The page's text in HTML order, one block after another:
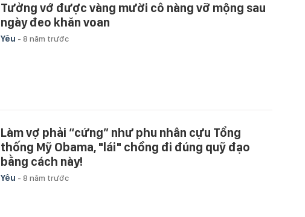
Tưởng vớ được vàng mười cô nàng vỡ mộng sau
ngày đeo khăn voan
Yêu - 8 năm trước
Làm vợ phải “cứng” như phu nhân cựu Tổng
thống Mỹ Obama, "lái" chồng đi đúng quỹ đạo
bằng cách này!
Yêu - 8 năm trước